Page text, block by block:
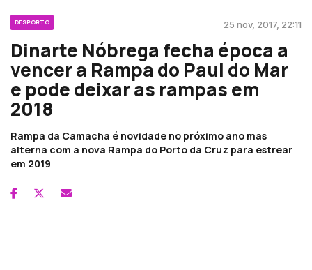
DESPORTO 25 nov, 2017, 22:11
Dinarte Nóbrega fecha época a
vencer a Rampa do Paul do Mar
e pode deixar as rampas em
2018
Rampa da Camacha é novidade no próximo ano mas
alterna com a nova Rampa do Porto da Cruz para estrear
em 2019